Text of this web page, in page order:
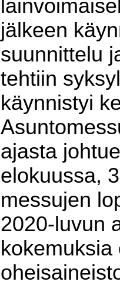
jälkeen
suunnittelu
tehtiin
käynnistyi
ajasta
elokuussa,
messujen
2020-luvun